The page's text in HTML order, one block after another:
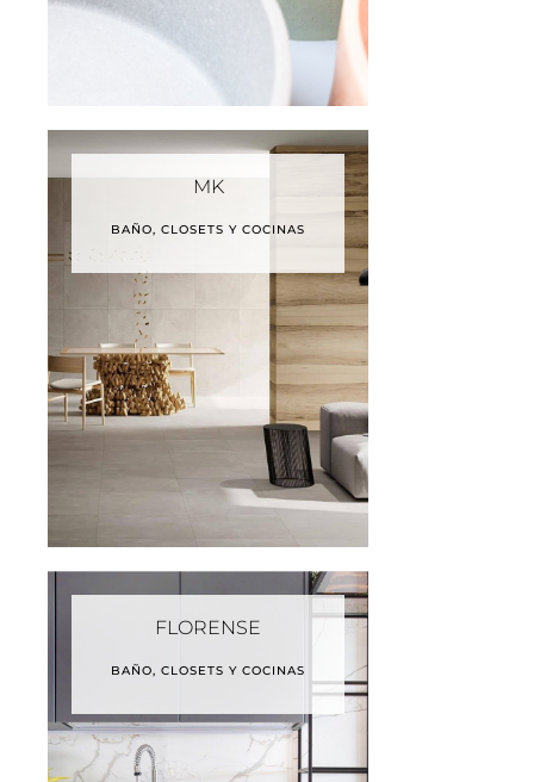
MK
BAÑO, CLOSETS Y COCINAS
FLORENSE
BAÑO, CLOSETS Y COCINAS